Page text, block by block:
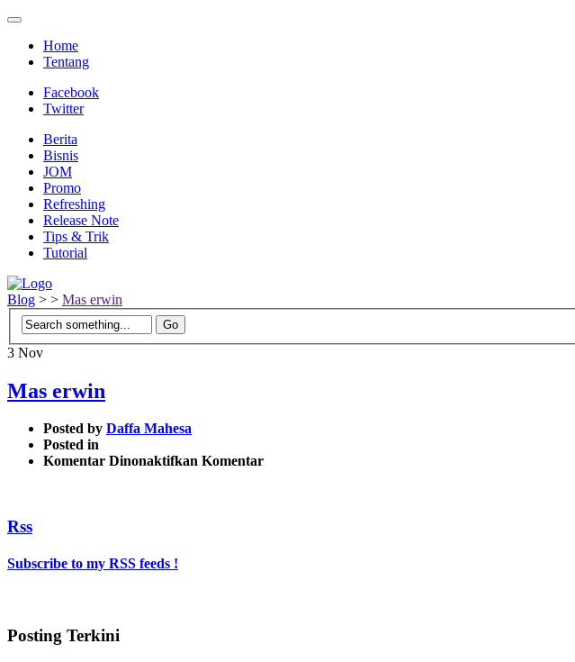
Home
Tentang
Facebook
Twitter
Berita
Bisnis
JOM
Promo
Refreshing
Release Note
Tips & Trik
Tutorial
Blog > > Mas erwin
3 Nov
Mas erwin
Posted by Daffa Mahesa
Posted in
Komentar Dinonaktifkan pada
Komentar
Rss
Subscribe to my RSS feeds !
Posting Terkini